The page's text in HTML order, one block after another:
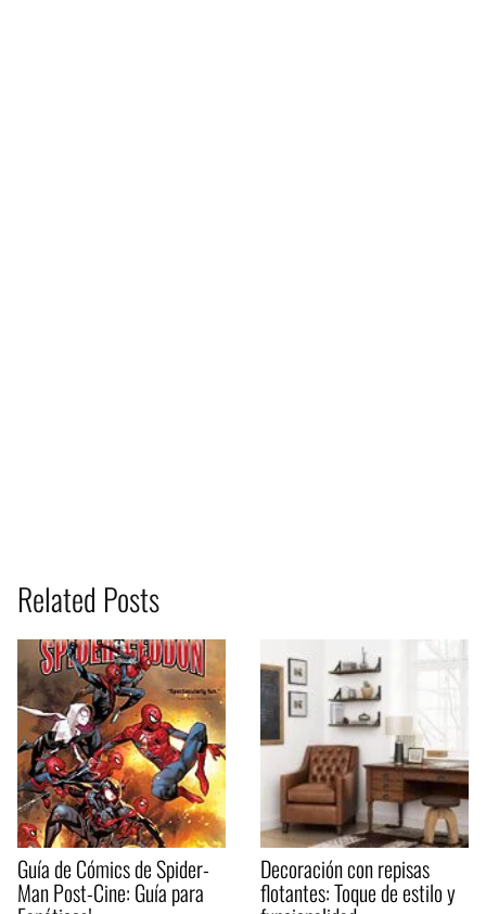
Related Posts
Guía de Cómics de Spider-
Man Post-Cine: Guía para
Decoración con repisas
flotantes: Toque de estilo y